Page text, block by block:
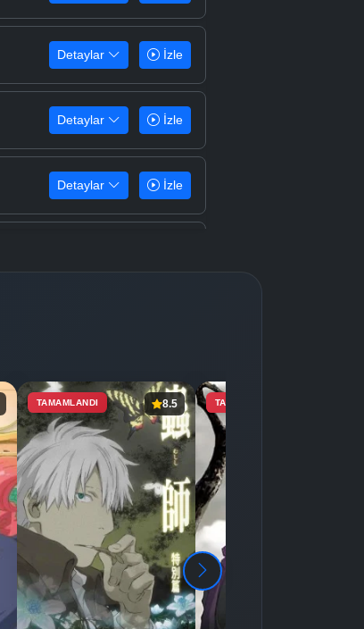
Detaylar İzle
Detaylar İzle
Detaylar İzle
Detaylar İzle
Detaylar İzle
Detaylar İzle
Detaylar İzle
TAMAMLANDI 8.5 TAMAMLANDI